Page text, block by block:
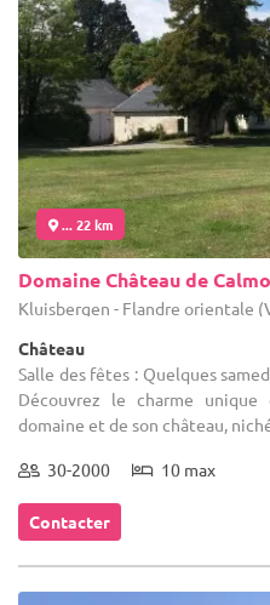
... 22 km
Domaine Château de
Kluisbergen - Flandre orientale
Château
Salle des fêtes : Quelques
Découvrez le charme
domaine et de son château,
30-2000 10 max
Contacter